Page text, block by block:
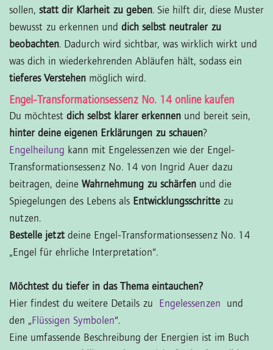
sollen, statt dir Klarheit zu geben. Sie hilft dir, diese Muster
bewusst zu erkennen und dich selbst neutraler zu
beobachten. Dadurch wird sichtbar, was wirklich wirkt und
was dich in wiederkehrenden Abläufen hält, sodass ein
tieferes Verstehen möglich wird.
Engel-Transformationsessenz No. 14 online kaufen
Du möchtest dich selbst klarer erkennen und bereit sein,
hinter deine eigenen Erklärungen zu schauen?
Engelheilung kann mit Engelessenzen wie der Engel-
Transformationsessenz No. 14 von Ingrid Auer dazu
beitragen, deine Wahrnehmung zu schärfen und die
Spiegelungen des Lebens als Entwicklungsschritte zu
nutzen.
Bestelle jetztdeine Engel-Transformationsessenz No. 14
„Engel für ehrliche Interpretation“.
Möchtest du tiefer in das Thema eintauchen?
Hier findest du weitere Details zu Engelessenzen und
den „Flüssigen Symbolen“.
Eine umfassende Beschreibung der Energien ist im Buch